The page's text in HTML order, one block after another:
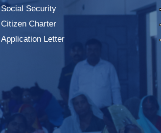
Social Security
Citizen Charter
Application Letter